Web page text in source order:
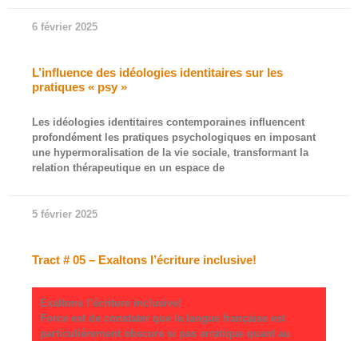
6 février 2025
L’influence des idéologies identitaires sur les
pratiques « psy »
Les idéologies identitaires contemporaines influencent
profondément les pratiques psychologiques en imposant
une hypermoralisation de la vie sociale, transformant la
relation thérapeutique en un espace de
5 février 2025
Tract # 05 – Exaltons l’écriture inclusive!
Exaltons l’écriture inclusive!
Force est de constater que la langue française est
particulièrement obscure si pas erratique quant au